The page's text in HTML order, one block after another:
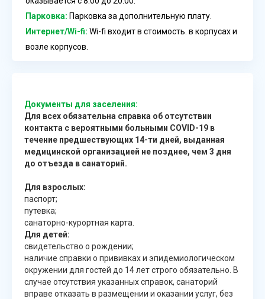
Парковка: Парковка за дополнительную плату.
Интернет/Wi-fi: Wi-fi входит в стоимость. в корпусах и
возле корпусов.
Документы для заселения:
Для всех обязательна справка об отсутствии
контакта с вероятными больными COVID-19 в
течение предшествующих 14-ти дней, выданная
медицинской организацией не позднее, чем 3 дня
до отъезда в санаторий.
Для взрослых:
паспорт;
путевка;
санаторно-курортная карта.
Для детей:
свидетельство о рождении;
наличие справки о прививках и эпидемиологическом
окружении для гостей до 14 лет строго обязательно. В
случае отсутствия указанных справок, санаторий
вправе отказать в размещении и оказании услуг, без